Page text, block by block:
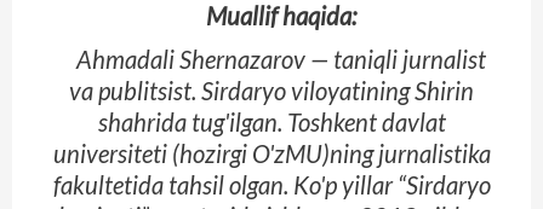
Muallif haqida:
Ahmadali Shernazarov — taniqli jurnalist
va publitsist. Sirdaryo viloyatining Shirin
shahrida tug'ilgan. Toshkent davlat
universiteti (hozirgi O'zMU)ning jurnalistika
fakultetida tahsil olgan. Ko'p yillar “Sirdaryo